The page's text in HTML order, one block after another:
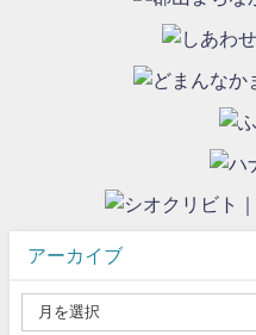
アーカイブ